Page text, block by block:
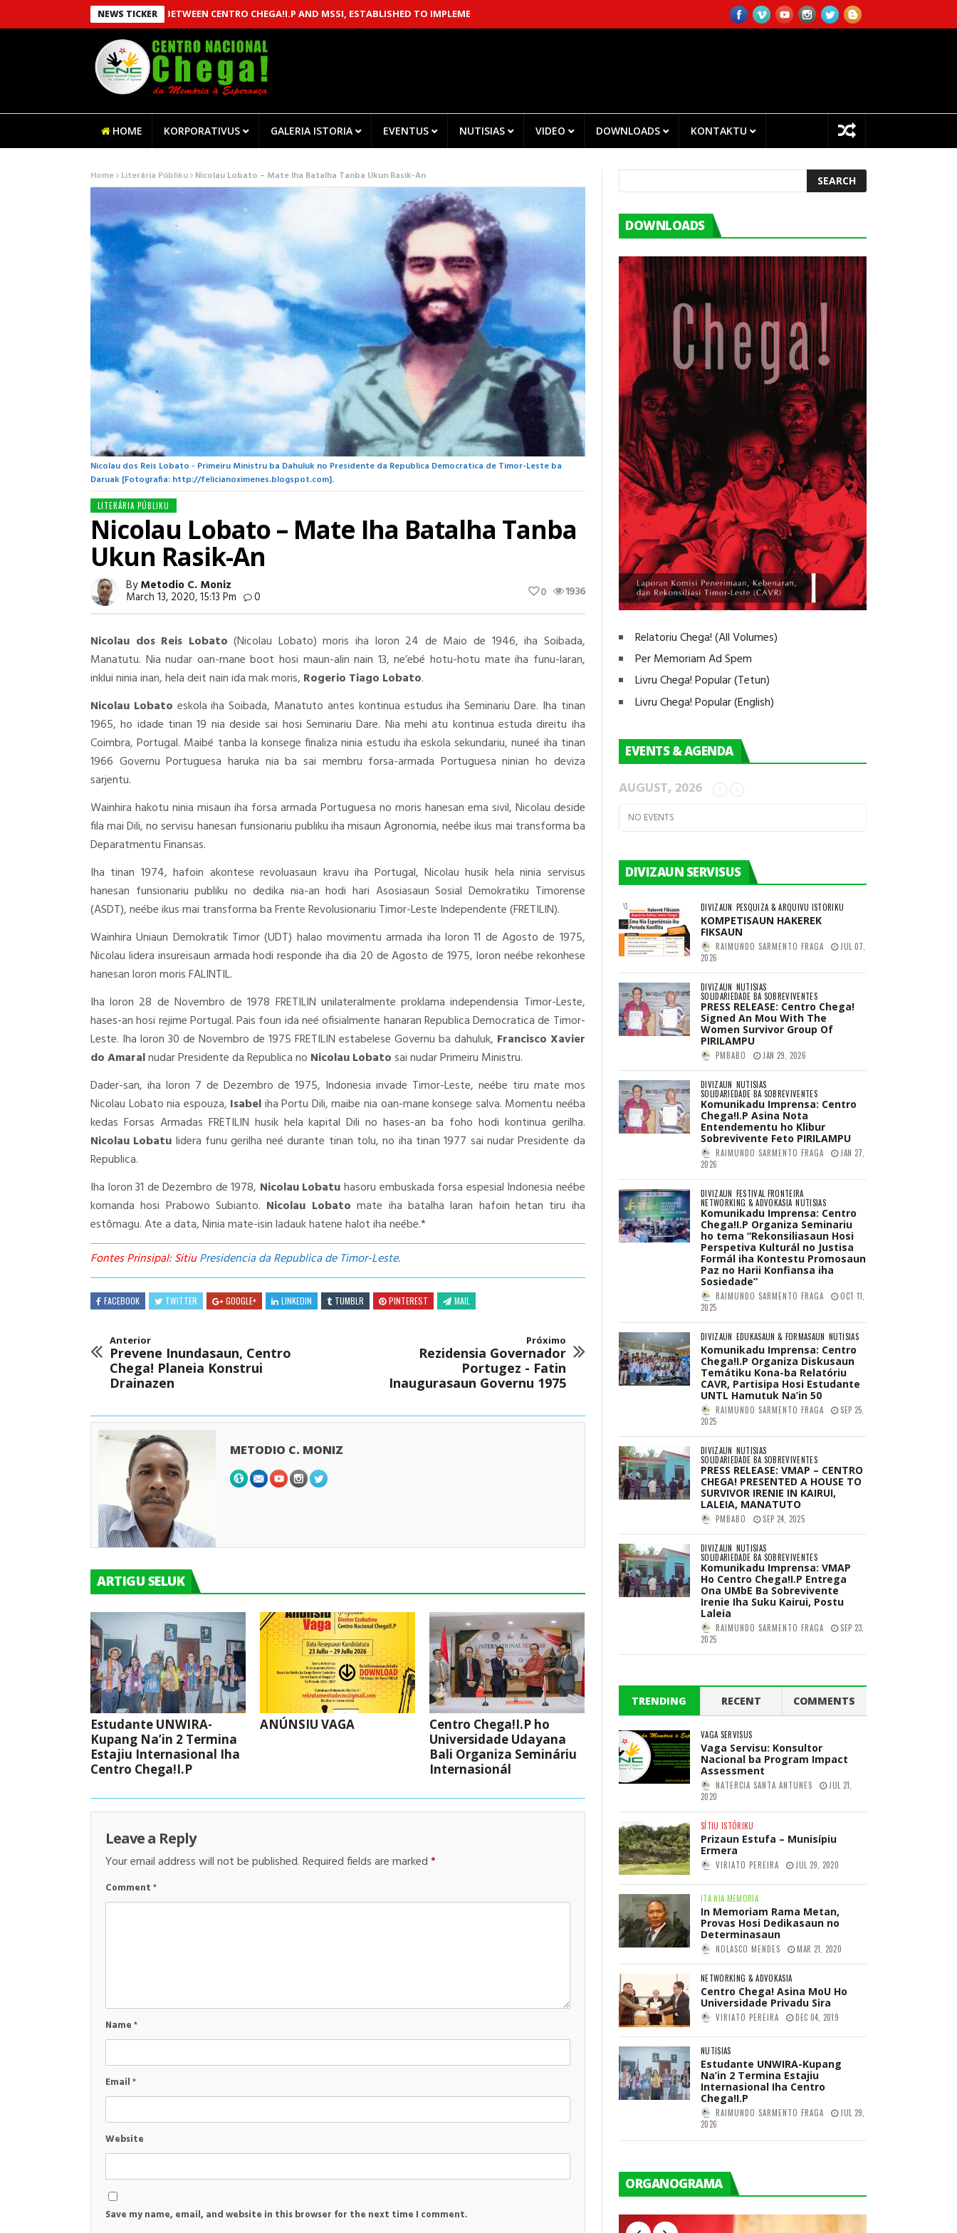
NEWS TICKER
AN MOU BETWEEN CENTRO CHEGA!I.P AND MSSI, ESTABLISHED TO IMPLEMENT THE CHEGA! RECOMMENDATIONS CENTRO CHEGA!I.P EMPLOYEES ATTENDED TRAINING ON INTERNAL
HOME KORPORATIVUS GALERIA ISTORIA EVENTUS NUTISIAS VIDEO DOWNLOADS KONTAKTU
Home Literária Públiku Nicolau Lobato – Mate Iha Batalha Tanba Ukun Rasik-An
Nicolau dos Reis Lobato - Primeiru Ministru ba Dahuluk no Presidente da Republica Democratica de Timor-Leste ba
Daruak [Fotografia: http://felicianoximenes.blogspot.com].
LITERÁRIA PÚBLIKU
Nicolau Lobato – Mate Iha Batalha Tanba
Ukun Rasik-An
ByMetodio C. Moniz
March 13, 2020, 15:13 Pm 0 1936
0
Nicolau dos Reis Lobato (Nicolau Lobato) moris iha loron 24 de Maio de 1946, iha Soibada,
Manatutu. Nia nudar oan-mane boot hosi maun-alin nain 13, ne’ebé hotu-hotu mate iha funu-laran,
inklui ninia inan, hela deit nain ida mak moris, Rogerio Tiago Lobato.
Nicolau Lobato eskola iha Soibada, Manatuto antes kontinua estudus iha Seminariu Dare. Iha tinan
1965, ho idade tinan 19 nia deside sai hosi Seminariu Dare. Nia mehi atu kontinua estuda direitu iha
Coimbra, Portugal. Maibé tanba la konsege finaliza ninia estudu iha eskola sekundariu, nuneé iha tinan
1966 Governu Portuguesa haruka nia ba sai membru forsa-armada Portuguesa ninian ho deviza
sarjentu.
Wainhira hakotu ninia misaun iha forsa armada Portuguesa no moris hanesan ema sivil, Nicolau deside
fila mai Dili, no servisu hanesan funsionariu publiku iha misaun Agronomia, neébe ikus mai transforma ba
Deparatmentu Finansas.
Iha tinan 1974, hafoin akontese revoluasaun kravu iha Portugal, Nicolau husik hela ninia servisus
hanesan funsionariu publiku no dedika nia-an hodi hari Asosiasaun Sosial Demokratiku Timorense
(ASDT), neébe ikus mai transforma ba Frente Revolusionariu Timor-Leste Independente (FRETILIN).
Wainhira Uniaun Demokratik Timor (UDT) halao movimentu armada iha loron 11 de Agosto de 1975,
Nicolau lidera insureisaun armada hodi responde iha dia 20 de Agosto de 1975, loron neébe rekonhese
hanesan loron moris FALINTIL.
Iha loron 28 de Novembro de 1978 FRETILIN unilateralmente proklama independensia Timor-Leste,
hases-an hosi rejime Portugal. Pais foun ida neé ofisialmente hanaran Republica Democratica de Timor-
Leste. Iha loron 30 de Novembro de 1975 FRETILIN estabelese Governu ba dahuluk, Francisco Xavier
do Amaralnudar Presidente da Republica no Nicolau Lobatosai nudar Primeiru Ministru.
Dader-san, iha loron 7 de Dezembro de 1975, Indonesia invade Timor-Leste, neébe tiru mate mos
Nicolau Lobato nia espouza, Isabeliha Portu Dili, maibe nia oan-mane konsege salva. Momentu neéba
kedas Forsas Armadas FRETILIN husik hela kapital Dili no hases-an ba foho hodi kontinua gerilha.
Nicolau Lobatu lidera funu gerilha neé durante tinan tolu, no iha tinan 1977 sai nudar Presidente da
Republica.
Iha loron 31 de Dezembro de 1978, Nicolau Lobatuhasoru embuskada forsa espesial Indonesia neébe
komanda hosi Prabowo Subianto. Nicolau Lobato mate iha batalha laran hafoin hetan tiru iha
estômagu. Ate a data, Ninia mate-isin ladauk hatene halot iha neébe.*
Fontes Prinsipal: SitiuPresidencia da Republica de Timor-Leste.
FACEBOOK TWITTER GOOGLE+ LINKEDIN TUMBLR PINTEREST MAIL
Anterior
Prevene Inundasaun, Centro
Chega! Planeia Konstrui
Drainazen
Próximo
Rezidensia Governador
Portugez - Fatin
Inaugurasaun Governu 1975
METODIO C. MONIZ
ARTIGU SELUK
Estudante UNWIRA-
Kupang Na’in 2 Termina
Estajiu Internasional Iha
Centro Chega!I.P
ANÚNSIU VAGA
Centro Chega!I.P ho
Universidade Udayana
Bali Organiza Semináriu
Internasionál
Leave a Reply
Your email address will not be published.Required fields are marked*
Comment*
Name*
Email*
Website
Save my name, email, and website in this browser for the next time I comment.
DOWNLOADS
Relatoriu Chega! (All Volumes)
Per Memoriam Ad Spem
Livru Chega! Popular (Tetun)
Livru Chega! Popular (English)
EVENTS & AGENDA
AUGUST, 2026
NO EVENTS
DIVIZAUN SERVISUS
DIVIZAUN PESQUIZA & ARQUIVU ISTORIKU
KOMPETISAUN HAKEREK
FIKSAUN
RAIMUNDO SARMENTO FRAGA
JUL 07,
2026
DIVIZAUN NUTISIAS
SOLIDARIEDADE BA SOBREVIVENTES
PRESS RELEASE: Centro Chega!
Signed An Mou With The
Women Survivor Group Of
PIRILAMPU
PMBABO JAN 29, 2026
DIVIZAUN NUTISIAS
SOLIDARIEDADE BA SOBREVIVENTES
Komunikadu Imprensa: Centro
Chega!I.P Asina Nota
Entendementu ho Klibur
Sobrevivente Feto PIRILAMPU
RAIMUNDO SARMENTO FRAGA
JAN 27,
2026
DIVIZAUN FESTIVAL FRONTEIRA
NETWORKING & ADVOKASIA NUTISIAS
Komunikadu Imprensa: Centro
Chega!I.P Organiza Seminariu
ho tema “Rekonsiliasaun Hosi
Perspetiva Kulturál no Justisa
Formál iha Kontestu Promosaun
Paz no Harii Konfiansa iha
Sosiedade”
RAIMUNDO SARMENTO FRAGA
OCT 11,
2025
DIVIZAUN EDUKASAUN & FORMASAUN NUTISIAS
Komunikadu Imprensa: Centro
Chega!I.P Organiza Diskusaun
Temátiku Kona-ba Relatóriu
CAVR, Partisipa Hosi Estudante
UNTL Hamutuk Na’in 50
RAIMUNDO SARMENTO FRAGA
SEP 25,
2025
DIVIZAUN NUTISIAS
SOLIDARIEDADE BA SOBREVIVENTES
PRESS RELEASE: VMAP – CENTRO
CHEGA! PRESENTED A HOUSE TO
SURVIVOR IRENIE IN KAIRUI,
LALEIA, MANATUTO
PMBABO SEP 24, 2025
DIVIZAUN NUTISIAS
SOLIDARIEDADE BA SOBREVIVENTES
Komunikadu Imprensa: VMAP
Ho Centro Chega!I.P Entrega
Ona UMbE Ba Sobrevivente
Irenie Iha Suku Kairui, Postu
Laleia
RAIMUNDO SARMENTO FRAGA
SEP 23,
2025
TRENDING RECENT COMMENTS
VAGA SERVISUS
Vaga Servisu: Konsultor
Nacional ba Program Impact
Assessment
NATERCIA SANTA ANTUNES
JUL 21,
2020
SÍTIU ISTÓRIKU
Prizaun Estufa – Munisípiu
Ermera
VIRIATO PEREIRA JUL 29, 2020
ITA NIA MEMORIA
In Memoriam Rama Metan,
Provas Hosi Dedikasaun no
Determinasaun
NOLASCO MENDES MAR 21, 2020
NETWORKING & ADVOKASIA
Centro Chega! Asina MoU Ho
Universidade Privadu Sira
VIRIATO PEREIRA DEC 04, 2019
NUTISIAS
Estudante UNWIRA-Kupang
Na’in 2 Termina Estajiu
Internasional Iha Centro
Chega!I.P
RAIMUNDO SARMENTO FRAGA
JUL 29,
2026
ORGANOGRAMA